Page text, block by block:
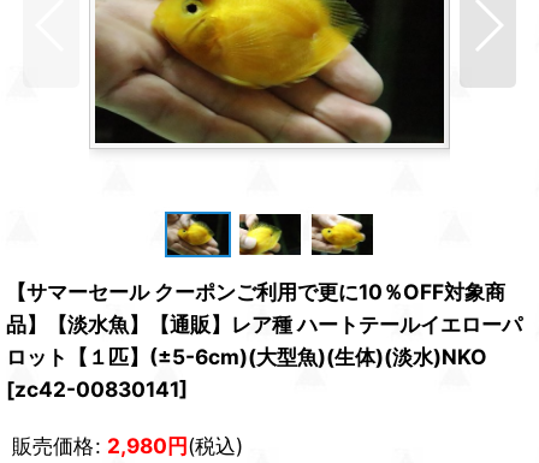
【サマーセール クーポンご利用で更に10％OFF対象商
品】【淡水魚】【通販】レア種 ハートテールイエローパ
ロット【１匹】(±5-6cm)(大型魚)(生体)(淡水)NKO
[zc42-00830141]
販売価格: 2,980円(税込)